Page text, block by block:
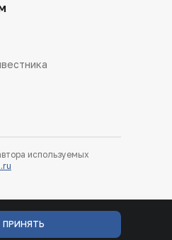
используемых
ПРИНЯТЬ